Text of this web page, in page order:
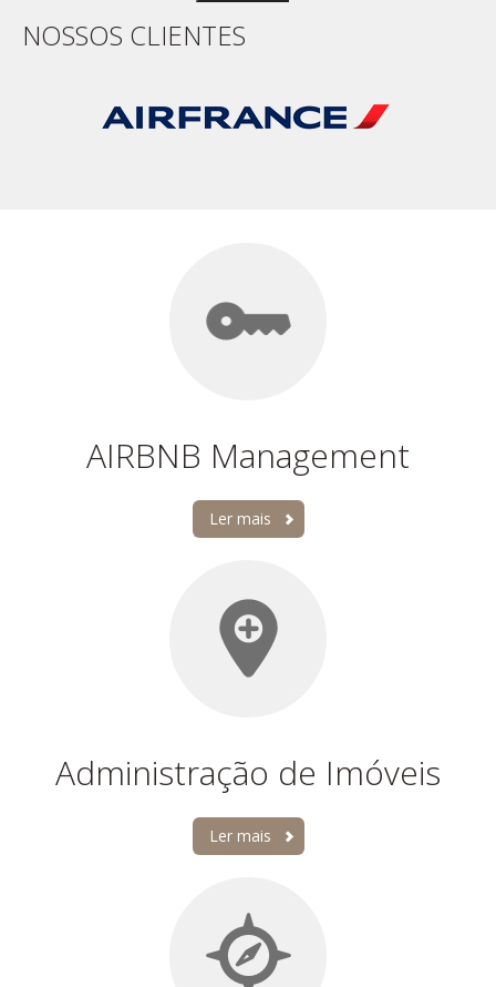
NOSSOS CLIENTES
AIRBNB Management
Ler mais
Administração de Imóveis
Ler mais